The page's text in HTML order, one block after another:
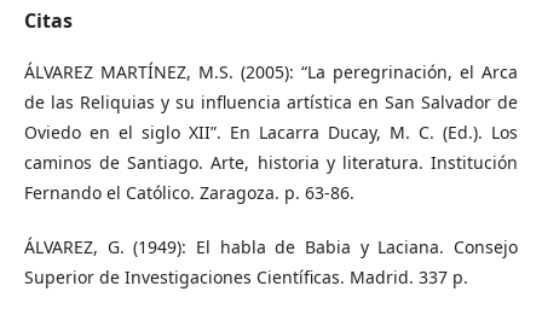
Citas
ÁLVAREZ MARTÍNEZ, M.S. (2005): “La peregrinación, el Arca
de las Reliquias y su influencia artística en San Salvador de
Oviedo en el siglo XII”. En Lacarra Ducay, M. C. (Ed.). Los
caminos de Santiago. Arte, historia y literatura. Institución
Fernando el Católico. Zaragoza. p. 63-86.
ÁLVAREZ, G. (1949): El habla de Babia y Laciana. Consejo
Superior de Investigaciones Científicas. Madrid. 337 p.